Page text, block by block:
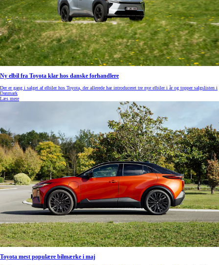
Ny elbil fra Toyota klar hos danske forhandlere
Der er gang i salget af elbiler hos Toyota, der allerede har introduceret tre nye elbiler i år og topper salgslisten i
Danmark
Læs mere
Toyota mest populære bilmærke i maj